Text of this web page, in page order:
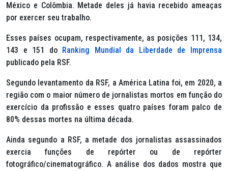
México e Colômbia. Metade deles já havia recebido ameaças
por exercer seu trabalho.
Esses países ocupam, respectivamente, as posições 111, 134,
143 e 151 do Ranking Mundial da Liberdade de Imprensa
publicado pela RSF.
Segundo levantamento da RSF, a América Latina foi, em 2020, a
região com o maior número de jornalistas mortos em função do
exercício da profissão e esses quatro países foram palco de
80% dessas mortes na última década.
Ainda segundo a RSF, a metade dos jornalistas assassinados
exercia funções de repórter ou de repórter
fotográfico/cinematográfico. A análise dos dados mostra que